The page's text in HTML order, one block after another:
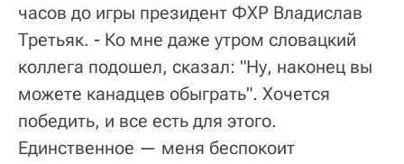
часов до игры президент ФХР Владислав
Третьяк. - Ко мне даже утром словацкий
коллега подошел, сказал: "Ну, наконец вы
можете канадцев обыграть". Хочется
победить, и все есть для этого.
Единственное — меня беспокоит